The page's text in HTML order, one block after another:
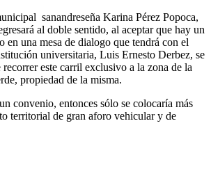
sanandreseña Karina Pérez Popoca,
al doble sentido, al aceptar que hay un
en una mesa de dialogo que tendrá con el
universitaria, Luis Ernesto Derbez, se
este carril exclusivo a la zona de la
propiedad de la misma.
convenio, entonces sólo se colocaría más
territorial de gran aforo vehicular y de